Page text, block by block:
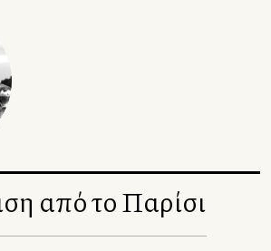
από το Παρίσι